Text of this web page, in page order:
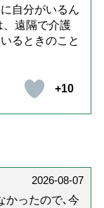
自分がいるん
、遠隔で介護
るときのこと
+10
2026-08-07
かったので､今